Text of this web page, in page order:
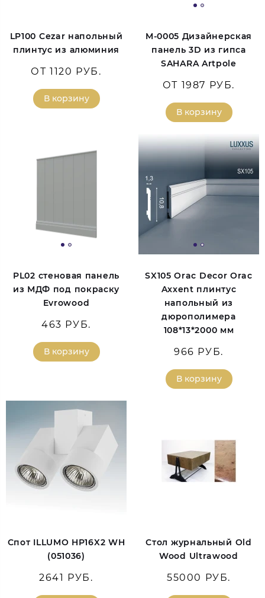
LP100 Cezar напольный
плинтус из алюминия
ОТ 1120 РУБ.
В корзину
M-0005 Дизайнерская
панель 3D из гипса
SAHARA Artpole
ОТ 1987 РУБ.
В корзину
PL02 стеновая панель
из МДФ под покраску
Evrowood
463 РУБ.
В корзину
SX105 Orac Decor Orac
Axxent плинтус
напольный из
дюрополимера
108*13*2000 мм
966 РУБ.
В корзину
Спот ILLUMO HP16X2 WH
(051036)
2641 РУБ.
Стол журнальный Old
Wood Ultrawood
55000 РУБ.